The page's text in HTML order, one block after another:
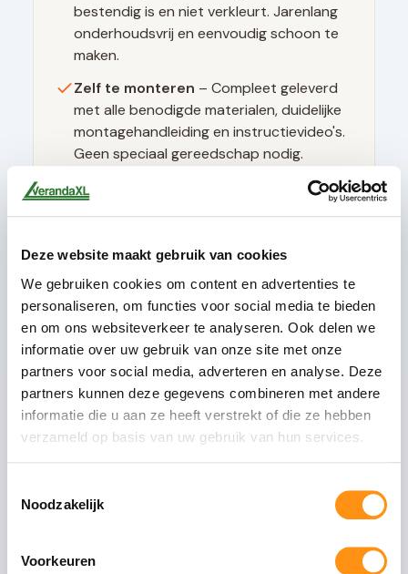
Deze website maakt gebruik van cookies
We gebruiken cookies om content en advertenties te
personaliseren, om functies voor social media te bieden
en om ons websiteverkeer te analyseren. Ook delen we
informatie over uw gebruik van onze site met onze
partners voor social media, adverteren en analyse. Deze
partners kunnen deze gegevens combineren met andere
informatie die u aan ze heeft verstrekt of die ze hebben
verzameld op basis van uw gebruik van hun services.
Noodzakelijk
Voorkeuren
bestendig is en niet verkleurt. Jarenlang
onderhoudsvrij en eenvoudig schoon te
maken.
Zelf te monteren – Compleet geleverd
met alle benodigde materialen, duidelijke
montagehandleiding en instructievideo's.
Geen speciaal gereedschap nodig.
Technische specificaties
Glasdikte
10mm gehard (ESG)
Glastype
Helder glas
Glasranden
Geslepen (niet scherp)
Profielmateriaal
Afwerking
Wit RAL 9010
Wieltype
RVS 304, verstelbaar
Aantal rails
6 -rail systeem
Veiligheid van gehard glas